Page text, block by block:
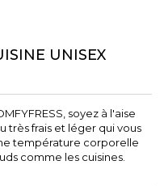
UNISEX
soyez à l'aise
très frais et léger qui vous
température corporelle
comme les cuisines.